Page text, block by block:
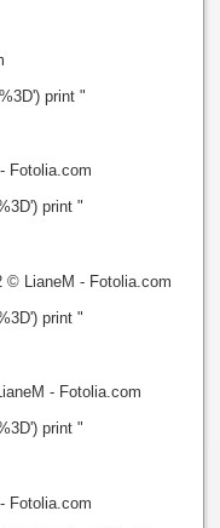
print "
Fotolia.com
print "
© LianeM - Fotolia.com
print "
- Fotolia.com
print "
Fotolia.com